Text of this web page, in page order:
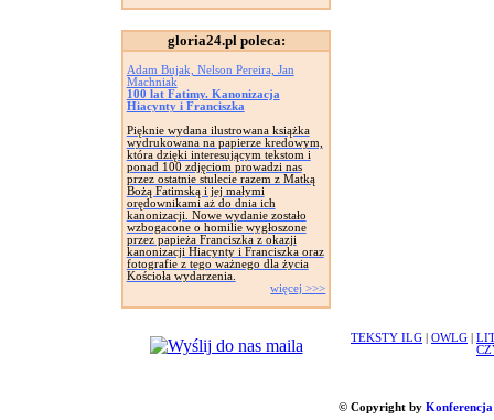
gloria24.pl poleca:
Adam Bujak, Nelson Pereira, Jan
Machniak
100 lat Fatimy. Kanonizacja
Hiacynty i Franciszka
Pięknie wydana ilustrowana książka
wydrukowana na papierze kredowym,
która dzięki interesującym tekstom i
ponad 100 zdjęciom prowadzi nas
przez ostatnie stulecie razem z Matką
Bożą Fatimską i jej małymi
orędownikami aż do dnia ich
kanonizacji. Nowe wydanie zostało
wzbogacone o homilie wygłoszone
przez papieża Franciszka z okazji
kanonizacji Hiacynty i Franciszka oraz
fotografie z tego ważnego dla życia
Kościoła wydarzenia.
więcej >>>
TEKSTY ILG OWLG
© Copyright by Konferencja